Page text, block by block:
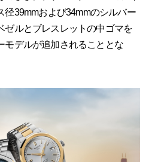
径39mmおよび34mmのシルバー
ゼルとブレスレットの中ゴマを
モデルが追加されることとな